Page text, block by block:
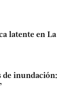
latente en La
de inundación: